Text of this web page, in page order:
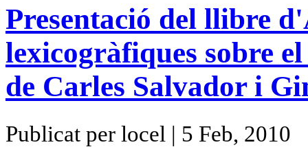
Presentació del llibre
lexicogràfiques sobre
de Carles Salvador i
Publicat per locel | 5 Feb, 2010